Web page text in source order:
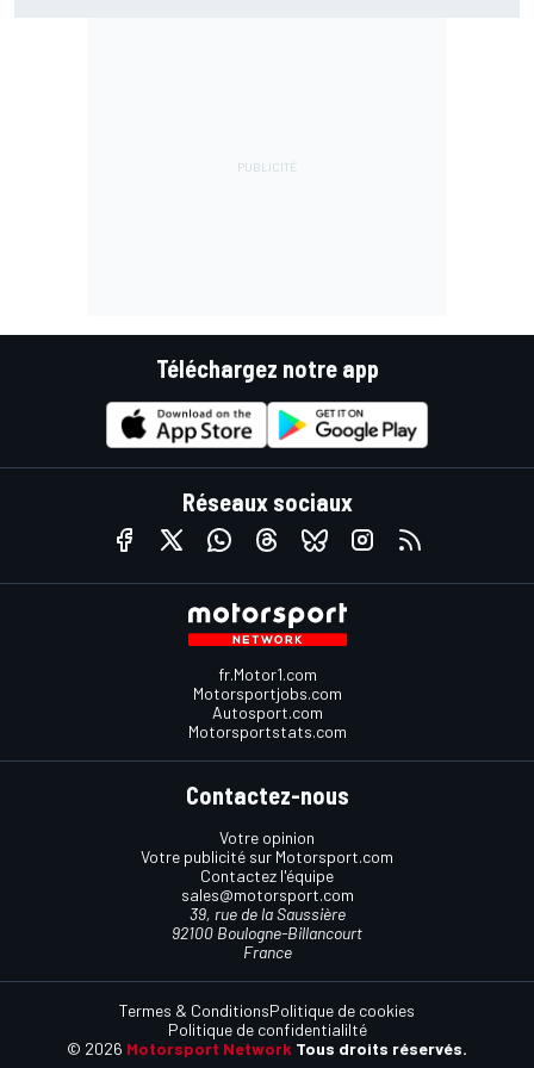
Téléchargez notre app
Réseaux sociaux
fr.Motor1.com
Motorsportjobs.com
Autosport.com
Motorsportstats.com
Contactez-nous
Votre opinion
Votre publicité sur Motorsport.com
Contactez l'équipe
sales@motorsport.com
39, rue de la Saussière
92100 Boulogne-Billancourt
France
© 2026 Motorsport Network Tous droits réservés.
Termes & ConditionsPolitique de cookies
Politique de confidentialilté